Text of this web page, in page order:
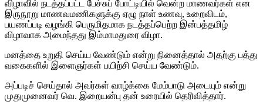
விழாவில் நடத்தப்பட்ட பேச்சுப் போட்டியில் வென்ற மாணவர்கள் என
இருநூறு மாணவமணிகளுக்கு ஏழு நாள் உணவு, உறைவிடம்,
பயணப்படி வழங்கி பெருமிதமாக நடத்தப்பெற்ற இன்பத்தமிழ்
விழாவாக அமைந்தது இம்மாமதுரை விழா.
மனத்தை உறுதி செய்ய வேண்டும் என்று நினைத்தால் அதற்கு பத்து
வகைகளில் இளைஞர்கள் பயிற்சி செய்ய வேண்டும்.
அப்படிச் செய்தால் அவர்கள் வாழ்க்கை மேம்பாடு அடையும் என்று
முதுமுனைவர் வெ. இறையன்பு தன் உரையில் தெரிவித்தார்.